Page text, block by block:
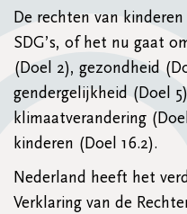
De rechten van
SDG’s, of het nu gaat
(Doel 2), gezondheid
gendergelijkheid (Doel
klimaatverandering
kinderen (Doel 16.2).
Nederland heeft het
Verklaring van de